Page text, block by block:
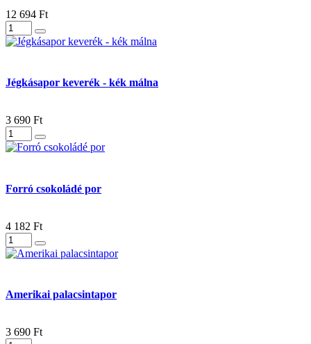
12 694 Ft
Jégkásapor keverék - kék málna
3 690 Ft
Forró csokoládé por
4 182 Ft
Amerikai palacsintapor
3 690 Ft